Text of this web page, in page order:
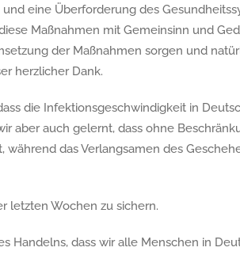
eine Überforderung des
Maßnahmen mit Gemeinsinn und
der Maßnahmen sorgen und
herzlicher Dank.
die Infektionsgeschwindigkeit in
aber auch gelernt, dass ohne
das Verlangsamen des
letzten Wochen zu sichern.
Handelns, dass wir alle Menschen in